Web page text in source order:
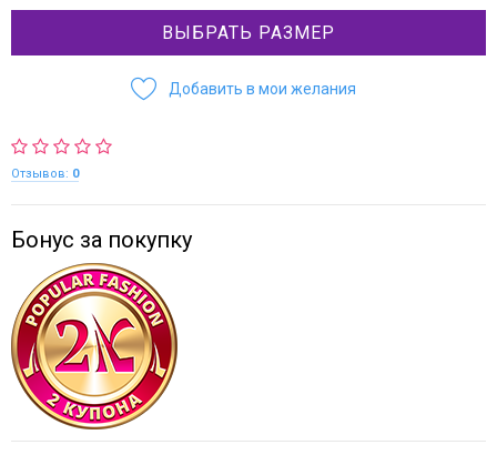
ВЫБРАТЬ РАЗМЕР
Добавить в мои желания
Отзывов: 0
Бонус за покупку